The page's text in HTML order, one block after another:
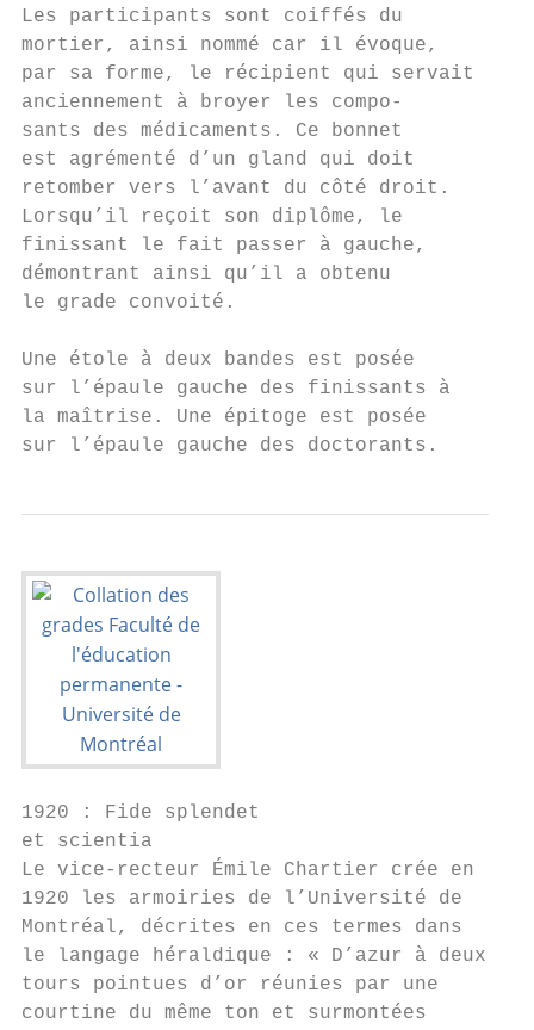
Les participants sont coiffés du
mortier, ainsi nommé car il évoque,
par sa forme, le récipient qui servait
anciennement à broyer les compo-
sants des médicaments. Ce bonnet
est agrémenté d’un gland qui doit
retomber vers l’avant du côté droit.
Lorsqu’il reçoit son diplôme, le
finissant le fait passer à gauche,
démontrant ainsi qu’il a obtenu
le grade convoité.
Une étole à deux bandes est posée
sur l’épaule gauche des finissants à
la maîtrise. Une épitoge est posée
sur l’épaule gauche des doctorants.
1920 : Fide splendet
et scientia
Le vice-recteur Émile Chartier crée en
1920 les armoiries de l’Université de
Montréal, décrites en ces termes dans
le langage héraldique : « D’azur à deux
tours pointues d’or réunies par une
courtine du même ton et surmontées